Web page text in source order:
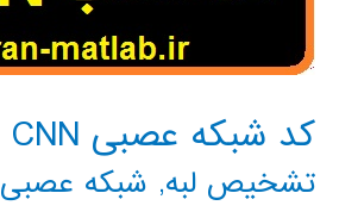
کد شبکه عصبی CNN
تشخیص لبه, شبکه عصبی CNN